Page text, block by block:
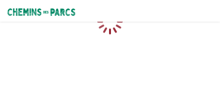
Chemins des Parcs
Loading